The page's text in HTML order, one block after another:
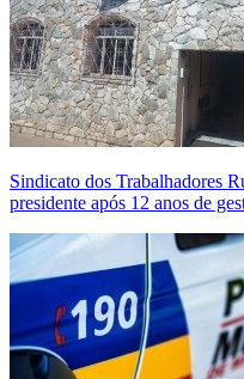
Sindicato dos Trabalhadores
presidente após 12 anos de